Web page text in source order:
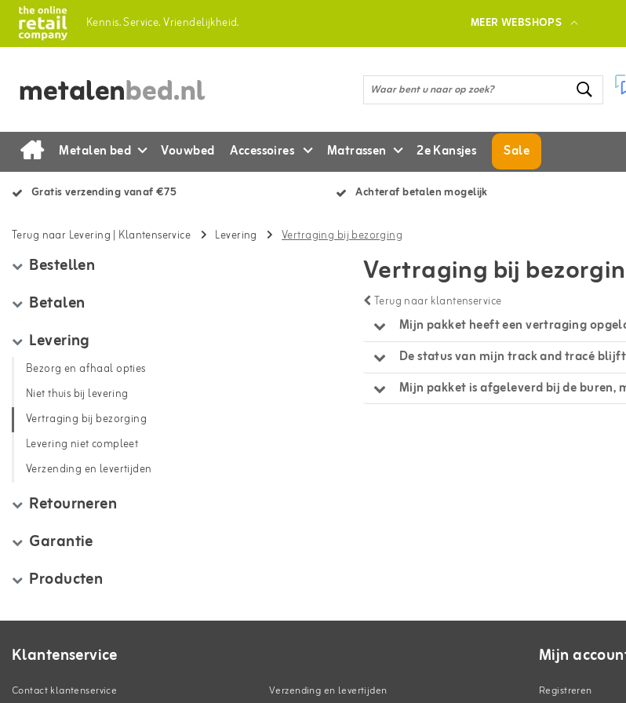
Kennis.Service.Vriendelijkheid. MEER WEBSHOPS
Metalen bed Vouwbed Accessoires Matrassen 2e Kansjes Sale
Gratis verzending vanaf €75 Achteraf betalen mogelijk
Terug naar Levering | Klantenservice Levering Vertraging bij bezorging
Bestellen
Betalen
Levering
Bezorg en afhaal opties
Niet thuis bij levering
Vertraging bij bezorging
Levering niet compleet
Verzending en levertijden
Retourneren
Garantie
Producten
Vertraging bij
Terug naar klantenservice
Mijn pakket heeft een vertraging
De status van mijn track and tracé
Mijn pakket is afgeleverd bij de buren,
Klantenservice
Contact klantenservice Verzending en levertijden
Mijn
Registreren